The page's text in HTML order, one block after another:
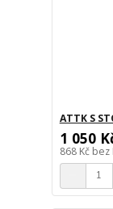
ATTK S
1 050
868 Kč bez